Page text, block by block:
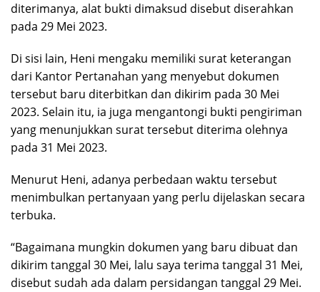
diterimanya, alat bukti dimaksud disebut diserahkan
pada 29 Mei 2023.
Di sisi lain, Heni mengaku memiliki surat keterangan
dari Kantor Pertanahan yang menyebut dokumen
tersebut baru diterbitkan dan dikirim pada 30 Mei
2023. Selain itu, ia juga mengantongi bukti pengiriman
yang menunjukkan surat tersebut diterima olehnya
pada 31 Mei 2023.
Menurut Heni, adanya perbedaan waktu tersebut
menimbulkan pertanyaan yang perlu dijelaskan secara
terbuka.
“Bagaimana mungkin dokumen yang baru dibuat dan
dikirim tanggal 30 Mei, lalu saya terima tanggal 31 Mei,
disebut sudah ada dalam persidangan tanggal 29 Mei.